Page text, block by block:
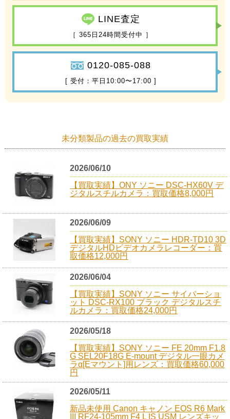
LINE査定
［ 365日24時間受付中 ］
0120-085-088
[ 受付：平日10:00〜17:00 ]
未分類製品の過去の買取実績
2026/06/10
【買取実績】ONY ソニー DSC-HX60V デ
ジタルスチルカメラ：買取価格8,000円
2026/06/09
【買取実績】SONY ソニー HDR-TD10 3D
デジタルHDビデオカメラレコーダー：買
取価格12,000円
2026/06/04
【買取実績】SONY ソニー サイバーショ
ット DSC-RX100 ブラック デジタルスチ
ルカメラ：買取価格24,000円
2026/05/18
【買取実績】SONY ソニー FE 20mm F1.8
G SEL20F18G E-mount デジタル一眼カメ
ラα[Eマウント]用レンズ：買取価格60,000
円
2026/05/11
新品未使用 Canon キャノン EOS R6 Mark
III RF24-105mm F4 L IS USM レンズキッ